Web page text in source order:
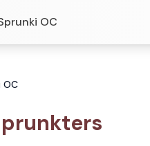
OC
OC